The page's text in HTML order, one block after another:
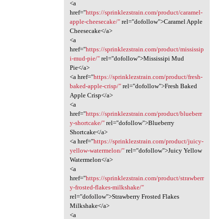
<a
href="https://sprinklezstrain.com/product/caramel-
apple-cheesecake/"rel="dofollow">Caramel Apple
Cheesecake</a>
<a
href="https://sprinklezstrain.com/product/mississip
i-mud-pie/"rel="dofollow">Mississipi Mud
Pie</a>
<a href="https://sprinklezstrain.com/product/fresh-
baked-apple-crisp/"rel="dofollow">Fresh Baked
Apple Crisp</a>
<a
href="https://sprinklezstrain.com/product/blueberr
y-shortcake/"rel="dofollow">Blueberry
Shortcake</a>
<a href="https://sprinklezstrain.com/product/juicy-
yellow-watermelon/"rel="dofollow">Juicy Yellow
Watermelon</a>
<a
href="https://sprinklezstrain.com/product/strawberr
y-frosted-flakes-milkshake/"
rel="dofollow">Strawberry Frosted Flakes
Milkshake</a>
<a